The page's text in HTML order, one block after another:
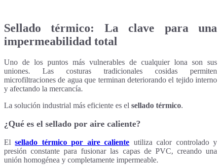
Sellado térmico: La clave para una
impermeabilidad total
Uno de los puntos más vulnerables de cualquier lona son sus
uniones. Las costuras tradicionales cosidas permiten
microfiltraciones de agua que terminan deteriorando el tejido interno
y afectando la mercancía.
La solución industrial más eficiente es el sellado térmico.
¿Qué es el sellado por aire caliente?
Elsellado térmico por aire caliente utiliza calor controlado y
presión constante para fusionar las capas de PVC, creando una
unión homogénea y completamente impermeable.